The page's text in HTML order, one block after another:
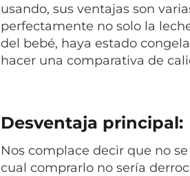
usando, sus ventajas son
perfectamente no solo la
del bebé, haya estado
hacer una comparativa de
Desventaja principal:
Nos complace decir que no
cual comprarlo no sería